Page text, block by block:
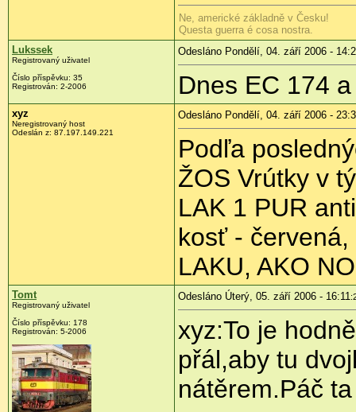
Ne, americké základně v Česku!
Questa guerra é cosa nostra.
Lukssek
Registrovaný uživatel
Číslo příspěvku: 35
Registrován: 2-2006
Odesláno Pondělí, 04. září 2006 -
Dnes EC 174
xyz
Neregistrovaný host
Odeslán z: 87.197.149.221
Odesláno Pondělí, 04. září 2006 -
Podľa
ŽOS Vrútky v
LAK 1 PUR
kosť - červená,
LAKU, AKO
Tomt
Registrovaný uživatel
Číslo příspěvku: 178
Registrován: 5-2006
Odesláno Úterý, 05. září 2006 - 16:11
xyz:To je
přál,aby tu
nátěrem.Páč